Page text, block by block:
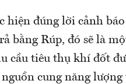
hiện đúng lời cảnh
bằng Rúp, đó sẽ là
cầu tiêu thụ khí đốt
cung năng